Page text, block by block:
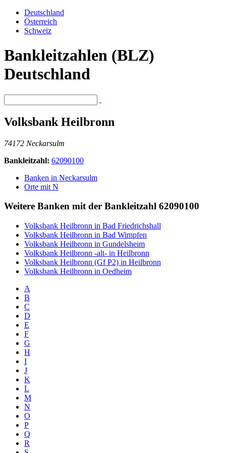
Deutschland
Österreich
Schweiz
Bankleitzahlen (BLZ)
Deutschland
Volksbank Heilbronn
74172 Neckarsulm
Bankleitzahl: 62090100
Banken in Neckarsulm
Orte mit N
Weitere Banken mit der Bankleitzahl 62090100
Volksbank Heilbronn in Bad Friedrichshall
Volksbank Heilbronn in Bad Wimpfen
Volksbank Heilbronn in Gundelsheim
Volksbank Heilbronn -alt- in Heilbronn
Volksbank Heilbronn (Gf P2) in Heilbronn
Volksbank Heilbronn in Oedheim
A
B
C
D
E
F
G
H
I
J
K
L
M
N
O
P
Q
R